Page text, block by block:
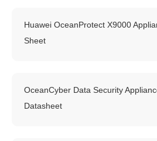
Huawei OceanProtect X9000
Sheet
OceanCyber Data Security
Datasheet